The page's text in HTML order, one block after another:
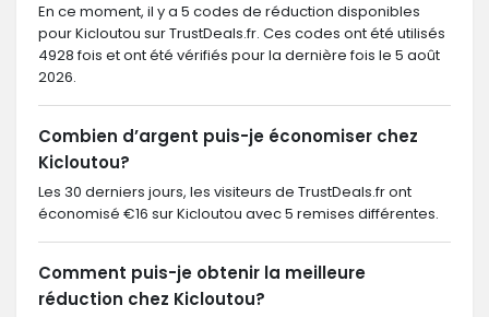
En ce moment, il y a 5 codes de réduction disponibles
pour Kicloutou sur TrustDeals.fr. Ces codes ont été utilisés
4928 fois et ont été vérifiés pour la dernière fois le 5 août
2026.
Combien d’argent puis-je économiser chez
Kicloutou?
Les 30 derniers jours, les visiteurs de TrustDeals.fr ont
économisé €16 sur Kicloutou avec 5 remises différentes.
Comment puis-je obtenir la meilleure
réduction chez Kicloutou?